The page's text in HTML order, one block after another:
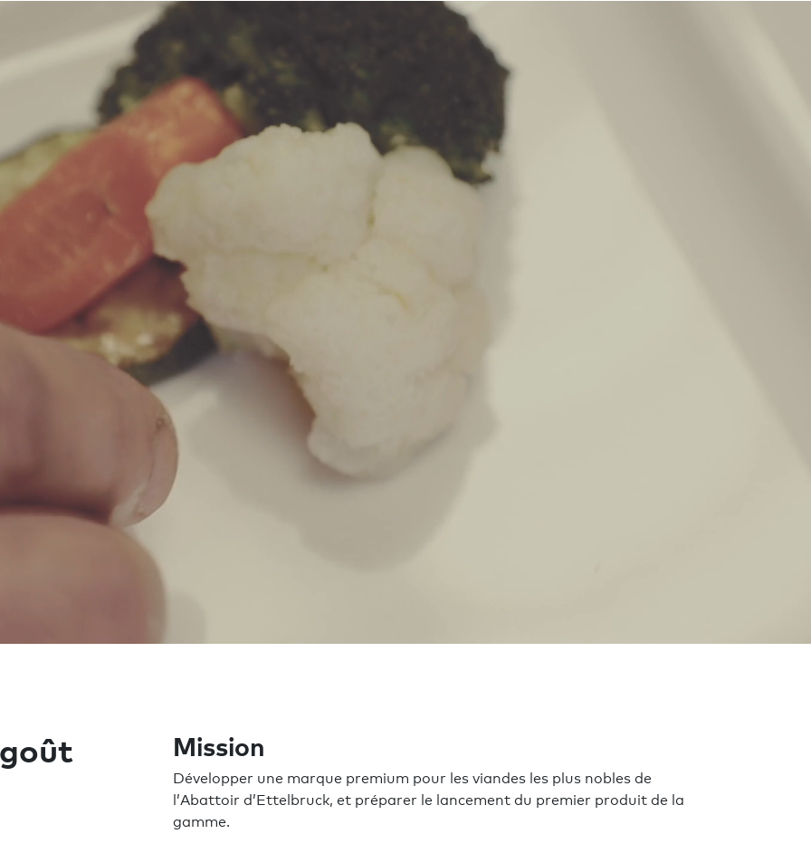
Mission
Développer une marque premium pour les viandes les plus nobles de
l’Abattoir d’Ettelbruck, et préparer le lancement du premier produit de la
gamme.